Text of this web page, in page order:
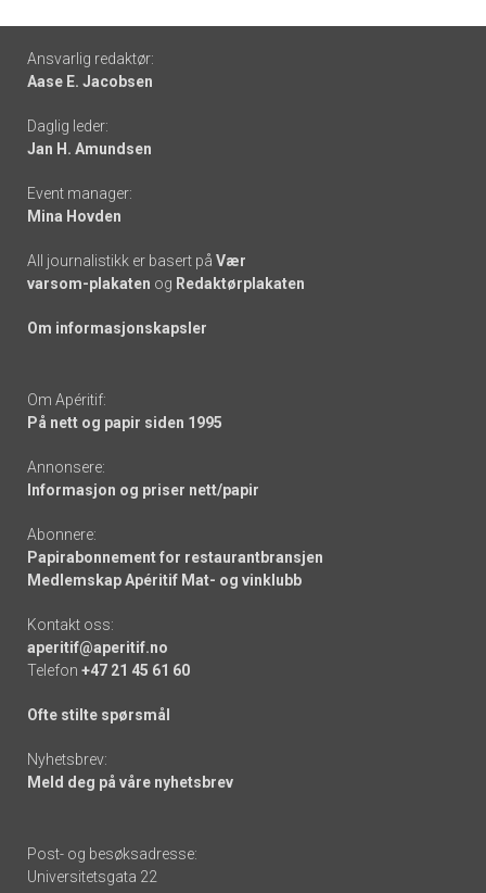
Footer
-
links
Ansvarlig redaktør:
Aase E. Jacobsen
Daglig leder:
Jan H. Amundsen
Event manager:
Mina Hovden
All journalistikk er basert på Vær
varsom-plakaten og Redaktørplakaten
Om informasjonskapsler
Om Apéritif:
På nett og papir siden 1995
Annonsere:
Informasjon og priser nett/papir
Abonnere:
Papirabonnement for restaurantbransjen
Medlemskap Apéritif Mat- og vinklubb
Kontakt oss:
aperitif@aperitif.no
Telefon +47 21 45 61 60
Ofte stilte spørsmål
Nyhetsbrev:
Meld deg på våre nyhetsbrev
Post- og besøksadresse:
Universitetsgata 22